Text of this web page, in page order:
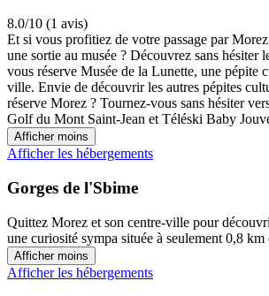
8.0/10 (1 avis)
Et si vous profitiez de votre passage par
une sortie au musée ? Découvrez sans hésiter
vous réserve Musée de la Lunette, une pépite
ville. Envie de découvrir les autres pépites
réserve Morez ? Tournez-vous sans hésiter
Golf du Mont Saint-Jean et Téléski Baby
Afficher moins
Afficher les hébergements
Gorges de l'Sbime
Quittez Morez et son centre-ville pour
une curiosité sympa située à seulement 0,8 km
Afficher moins
Afficher les hébergements